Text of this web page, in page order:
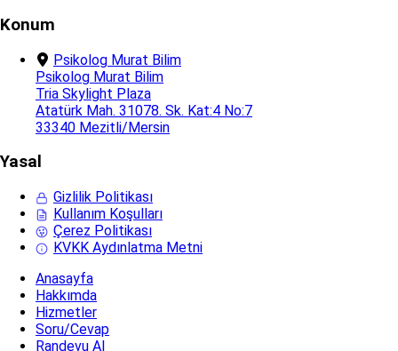
Konum
Psikolog Murat Bilim
Psikolog Murat Bilim
Tria Skylight Plaza
Atatürk Mah. 31078. Sk. Kat:4 No:7
33340 Mezitli/Mersin
Yasal
Gizlilik Politikası
Kullanım Koşulları
Çerez Politikası
KVKK Aydınlatma Metni
Anasayfa
Hakkımda
Hizmetler
Soru/Cevap
Randevu Al